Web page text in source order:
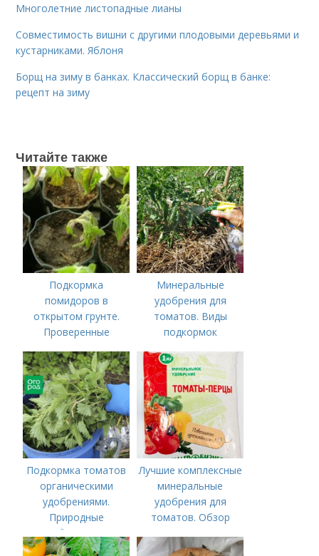
Многолетние листопадные лианы
Совместимость вишни с другими плодовыми деревьями и
кустарниками. Яблоня
Борщ на зиму в банках. Классический борщ в банке:
рецепт на зиму
Читайте также
Подкормка
помидоров в
открытом грунте.
Проверенные
минеральные
удобрения
Минеральные
удобрения для
томатов. Виды
подкормок
Подкормка томатов
органическими
удобрениями.
Природные
удобрения для
подкормки "по листу"
Лучшие комплексные
минеральные
удобрения для
томатов. Обзор
удобрений для